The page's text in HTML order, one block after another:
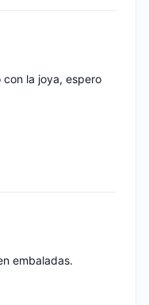
la joya, espero
embaladas.